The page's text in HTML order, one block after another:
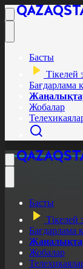
Басты
Тікелей
Бағдарлама
Жобалар
Басты
Тікелей
Бағдарлама
Жобалар